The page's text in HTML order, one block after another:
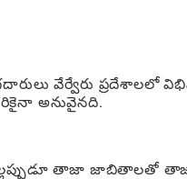
వేర్వేరు ప్రదేశాలలో
అనువైనది.
తాజా జాబితాలతో